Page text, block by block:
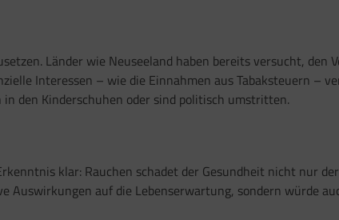
Länder wie Neuseeland haben bereits versucht,
Interessen – wie die Einnahmen aus Tabaksteuern –
den Kinderschuhen oder sind politisch umstritten.
klar: Rauchen schadet der Gesundheit nicht nur
Auswirkungen auf die Lebenserwartung, sondern würde